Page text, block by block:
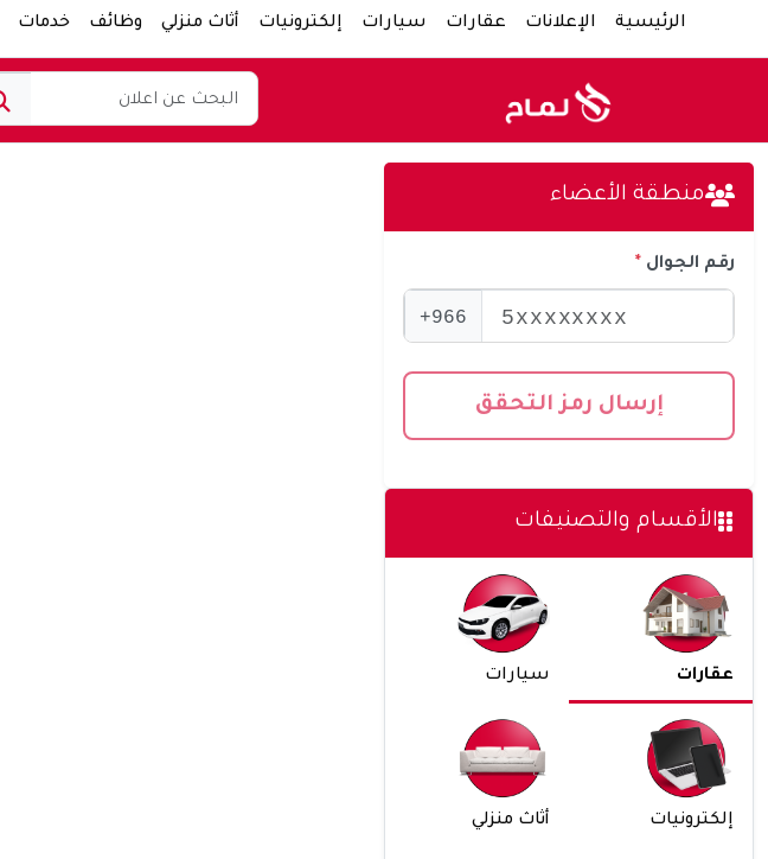
الرئيسية الإعلانات عقارات سيارات إلكترونيات أثاث منزلي وظائف خدمات
منطقة الأعضاء
رقم الجوال
966+
إرسال رمز التحقق
الأقسام والتصنيفات
عقارات سيارات
إلكترونيات أثاث منزلي